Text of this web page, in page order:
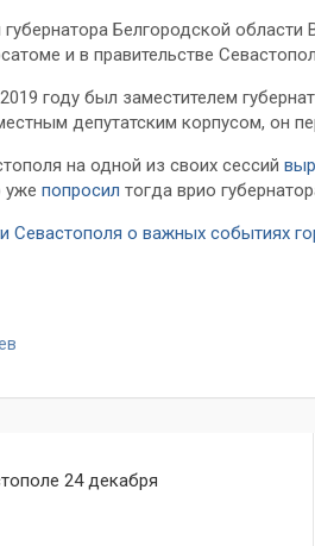
Белгородской
и в правительстве
году был заместителем
депутатским корпусом, он
на одной из своих сессий
уже попросил тогда врио
Севастополя о важных событиях
24 декабря